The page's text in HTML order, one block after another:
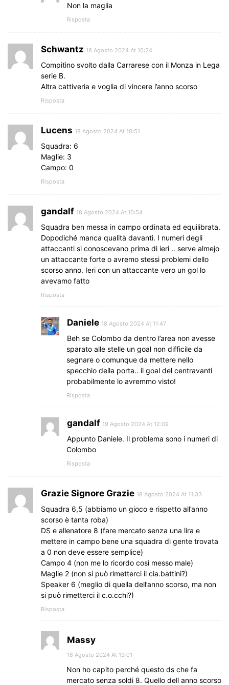
Non la maglia
Risposta
Schwantz 18 Agosto 2024 At 10:24
Compitìno svolto dalla Carrarese con il Monza in Lega
serie B.
Altra cattiveria e voglia di vincere l’anno scorso
Risposta
Lucens 18 Agosto 2024 At 10:51
Squadra: 6
Maglie: 3
Campo: 0
Risposta
gandalf 18 Agosto 2024 At 10:54
Squadra ben messa in campo ordinata ed equilibrata.
Dopodiché manca qualità davanti. I numeri degli
attaccanti si conoscevano prima di ieri .. serve almejo
un attaccante forte o avremo stessi problemi dello
scorso anno. Ieri con un attaccante vero un gol lo
avevamo fatto
Risposta
Daniele 18 Agosto 2024 At 11:47
Beh se Colombo da dentro l’area non avesse
sparato alle stelle un goal non difficile da
segnare o comunque da mettere nello
specchio della porta.. il goal del centravanti
probabilmente lo avremmo visto!
Risposta
gandalf 19 Agosto 2024 At 12:09
Appunto Daniele. Il problema sono i numeri di
Colombo
Risposta
Grazie Signore Grazie 18 Agosto 2024 At 11:33
Squadra 6,5 (abbiamo un gioco e rispetto all’anno
scorso è tanta roba)
DS e allenatore 8 (fare mercato senza una lira e
mettere in campo bene una squadra di gente trovata
a 0 non deve essere semplice)
Campo 4 (non me lo ricordo così messo male)
Maglie 2 (non si può rimetterci il cia.battini?)
Speaker 6 (meglio di quella dell’anno scorso, ma non
si può rimetterci il c.o.cchi?)
Risposta
Massy
18 Agosto 2024 At 13:01
Non ho capito perché questo ds che fa
mercato senza soldi 8. Quello dell anno scorso